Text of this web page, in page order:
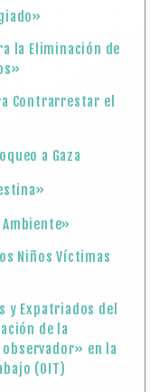
la Eliminación de
Contrarrestar el
a Gaza
Niños Víctimas
y Expatriados del
de la
en la
(OIT)